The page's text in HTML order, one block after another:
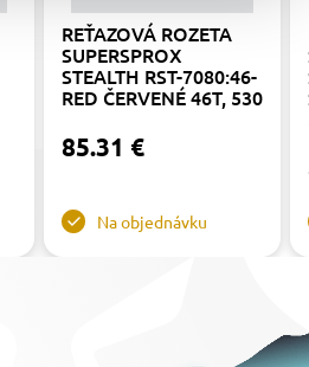
REŤAZOVÁ ROZETA
SUPERSPROX
STEALTH RST-7080:46-
RED ČERVENÉ 46T, 530
85.31 €
Na objednávku